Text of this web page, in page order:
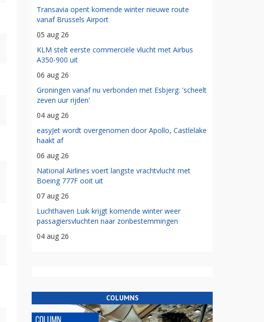
Transavia opent komende winter nieuwe route
vanaf Brussels Airport
05 aug 26
KLM stelt eerste commerciële vlucht met Airbus
A350-900 uit
06 aug 26
Groningen vanaf nu verbonden met Esbjerg: 'scheelt
zeven uur rijden'
04 aug 26
easyJet wordt overgenomen door Apollo, Castlelake
haakt af
06 aug 26
National Airlines voert langste vrachtvlucht met
Boeing 777F ooit uit
07 aug 26
Luchthaven Luik krijgt komende winter weer
passagiersvluchten naar zonbestemmingen
04 aug 26
COLUMNS